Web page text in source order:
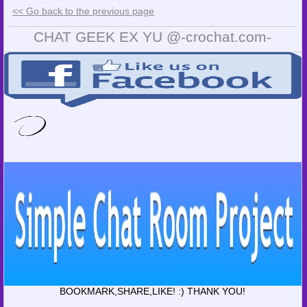
<< Go back to the previous page
CHAT GEEK EX YU @-crochat.com-
BOOKMARK,SHARE,LIKE! :) THANK YOU!